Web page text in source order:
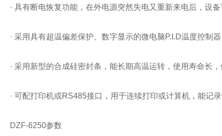
· 具有断电恢复功能，在外电源突然失电又重新来电后，设
· 采用具有超温偏差保护、数字显示的微电脑P.I.D温度控制
· 采用新型的合成硅密封条，能长期高温运转，使用寿命长
· 可配打印机或RS485接口，用于连续打印或计算机，能记
DZF-6250参数